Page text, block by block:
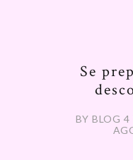
Se
BY BLOG